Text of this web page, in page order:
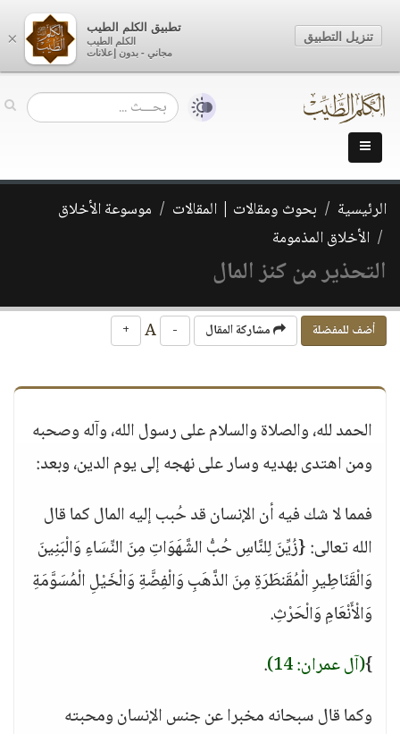
الرئيسية بحوث ومقالات | المقالات
موسوعة الأخلاق
الأخلاق المذمومة
التحذير من كنز المال
أضف للمفضلة مشاركة المقال -
+
الحمد لله، والصلاة والسلام على رسول الله، وآله وصحبه
ومن اهتدى بهديه وسار على نهجه إلى يوم الدين، وبعد:
فمما لا شك فيه أن الإنسان قد حُبب إليه المال كما قال
الله تعالى: {زُيِّنَ لِلنَّاسِ حُبُّ الشَّهَوَاتِ مِنَ النِّسَاءِ وَالْبَنِينَ
وَالْقَنَاطِيرِ الْمُقَنطَرَةِ مِنَ الذَّهَبِ وَالْفِضَّةِ وَالْخَيْلِ الْمُسَوَّمَةِ
وَالْأَنْعَامِ وَالْحَرْثِ.
}(آل عمران: 14)
.
وكما قال سبحانه مخبرا عن جنس الإنسان ومحبته
×
تطبيق الكلم الطيب
الكلم الطيب
مجاني - بدون إعلانات
تنزيل التطبيق